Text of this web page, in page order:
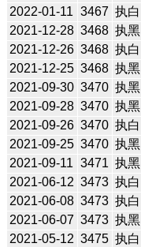
2022-01-11 3467 执白
2021-12-28 3468 执黑
2021-12-26 3468 执白
2021-12-25 3468 执黑
2021-09-30 3470 执黑
2021-09-28 3470 执黑
2021-09-26 3470 执白
2021-09-25 3470 执黑
2021-09-11 3471 执黑
2021-06-12 3473 执白
2021-06-08 3473 执白
2021-06-07 3473 执黑
2021-05-12 3475 执白